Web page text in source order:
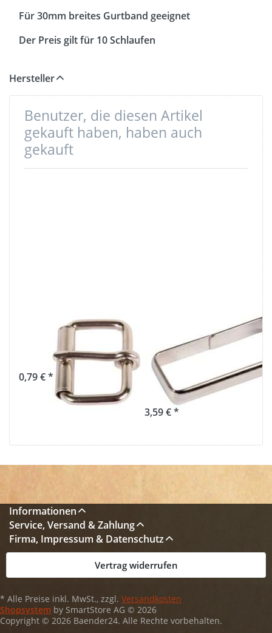
Für 30mm breites Gurtband geeignet
Der Preis gilt für 10 Schlaufen
Hersteller
Benutzer, die diesen Artikel
gekauft haben, haben auch
gekauft
Rundstahl, für
30mm breites
Gurtband
0,79 € *
Gurtbandschlaufe
aus Stahl, für
40mm
Gurtband - 10
Stück
3,59 € *
Informationen
Service, Versand & Zahlung
Firma, Impressum & Datenschutz
Vertrag widerrufen
* Alle Preise inkl. MwSt., zzgl. Versandkosten
Shopsystem by SmartStore AG © 2026
Copyright © 2026 Baender24. Alle Rechte vorbehalten.